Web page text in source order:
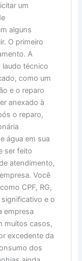
um
alguns
O primeiro
A
laudo técnico
como um
e o reparo
anexado à
o reparo,
água em sua
ser feito
atendimento,
Você
CPF, RG,
e o
empresa
muitos casos,
excedente da
dos